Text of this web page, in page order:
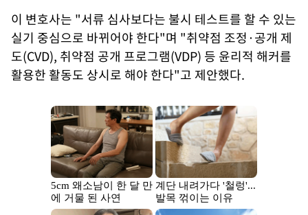
이 변호사는 "서류 심사보다는 불시 테스트를 할 수 있는
실기 중심으로 바뀌어야 한다"며 "취약점 조정·공개 제
도(CVD), 취약점 공개 프로그램(VDP) 등 윤리적 해커를
활용한 활동도 상시로 해야 한다"고 제안했다.